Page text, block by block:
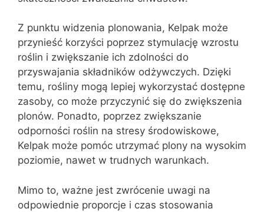
Z punktu widzenia plonowania, Kelpak może
przynieść korzyści poprzez stymulację wzrostu
roślin i zwiększanie ich zdolności do
przyswajania składników odżywczych. Dzięki
temu, rośliny mogą lepiej wykorzystać dostępne
zasoby, co może przyczynić się do zwiększenia
plonów. Ponadto, poprzez zwiększanie
odporności roślin na stresy środowiskowe,
Kelpak może pomóc utrzymać plony na wysokim
poziomie, nawet w trudnych warunkach.
Mimo to, ważne jest zwrócenie uwagi na
odpowiednie proporcje i czas stosowania